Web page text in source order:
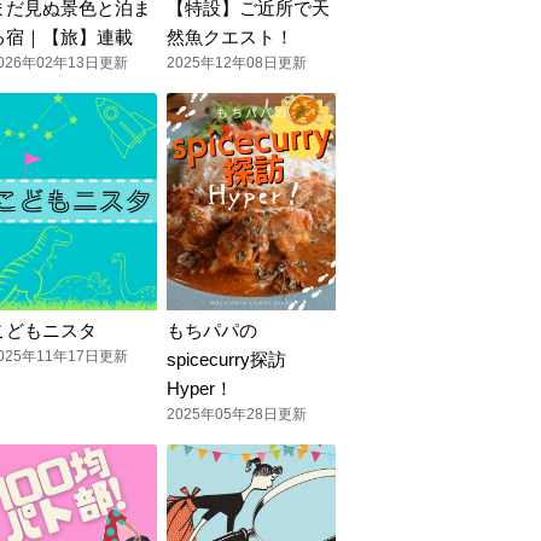
だ見ぬ景色と泊ま
宿｜【旅】連載
年02年13日更新
【特設】ご近所で天
然魚クエスト！
2025年12年08日更新
どもニスタ
年11年17日更新
もちパパの
spicecurry探訪
Hyper！
2025年05年28日更新